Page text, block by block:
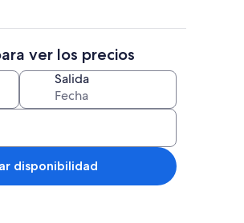
Apartamento | 1 dormitorio
ver los precios
Salida
disponibilidad